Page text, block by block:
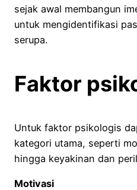
sejak awal membangun
untuk mengidentifikasi
serupa.
Faktor
Untuk faktor psikologis
kategori utama, seperti
hingga keyakinan dan
Motivasi